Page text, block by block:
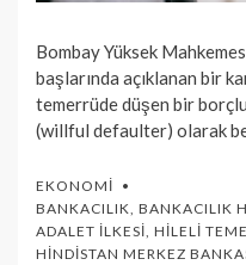
Bombay Yüksek
başlarında açıklanan bir
temerrüde düşen bir
(willful defaulter) olarak
EKONOMI
BANKACILIK, BANKACILIK
ADALET İLKESI, HILELI
HINDISTAN MERKEZ